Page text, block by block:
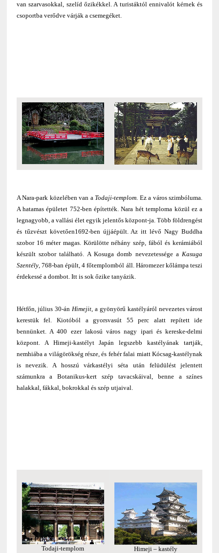
van szarvasokkal, szelíd őzikékkel. A turistáktól ennivalót kérnek és
csoportba verődve várják a csemegéket.
A Nara-park közelében van a Todaji-templom. Ez a város szimbóluma.
A hatamas épületet 752-ben építették. Nara hét temploma közül ez a
legnagyobb, a vallási élet egyik jelentős központ-ja. Több földrengést
és tűzvészt követően1692-ben újjáépült. Az itt lévő Nagy Buddha
szobor 16 méter magas. Körülötte néhány szép, fából és kerámiából
készült szobor található. A Kosuga domb nevezetessége aKasuga
Szentély, 768-ban épült, 4 főtemplomból áll. Háromezer kőlámpa teszi
érdekessé a dombot. Itt is sok őzike tanyázik.
Hétfőn, július 30-ánHimejit, a gyönyörű kastélyáról nevezetes várost
kerestük fel. Kiotóból a gyorsvasút 55 perc alatt repített ide
bennünket. A 400 ezer lakosú város nagy ipari és kereske-delmi
központ. A Himeji-kastélyt Japán legszebb kastélyának tartják,
nemhiába a világörökség része, és fehér falai miatt Kócsag-kastélynak
is nevezik. A hosszú várkastélyi séta után felüdülést jelentett
számunkra a Botanikus-kert szép tavacskáival, benne a színes
halakkal, fákkal, bokrokkal és szép utjaival.
Todaji-templom Himeji – kastély